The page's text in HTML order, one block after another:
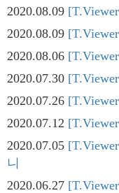
2020.08.09
2020.08.09
2020.08.06
2020.07.30
2020.07.26
2020.07.12
2020.07.05
니
2020.06.27